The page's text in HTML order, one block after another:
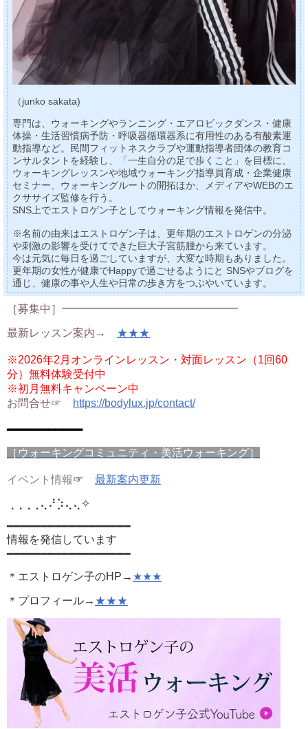
（junko sakata)
専門は、ウォーキングやランニング・エアロビックダンス・健康
体操・生活習慣病予防・呼吸器循環器系に有用性のある有酸素運
動指導など。民間フィットネスクラブや運動指導者団体の教育コ
ンサルタントを経験し、「一生自分の足で歩くこと」を目標に、
ウォーキングレッスンや地域ウォーキング指導員育成・企業健康
セミナー、ウォーキングルートの開拓ほか、メディアやWEBのエ
クササイズ監修を行う。
SNS上でエストロゲン子としてウォーキング情報を発信中。
※名前の由来はエストロゲン子は、更年期のエストロゲンの分泌
や刺激の影響を受けてできた巨大子宮筋腫から来ています。
今は元気に毎日を過ごしていますが、大変な時期もありました。
更年期の女性が健康でHappyで過ごせるようにと SNSやブログを
通じ、健康の事や人生や日常の歩き方をつぶやいています。
［募集中］━━━━━━━━━━━━━━━━
最新レッスン案内→ ★★★
※2026年2月オンラインレッスン・対面レッスン（1回60
分）無料体験受付中
※初月無料キャンペーン中
お問合せ☞
https://bodylux.jp/contact/
━━━━━━━━━━━
［ウォーキングコミュニティ・美活ウォーキング］
イベント情報☞ 最新案内更新
⢀⢀⢀⢀⢄⠜⡱⢄⢄ ✧
━━━━━━━━━━━━━━━━━━
情報を発信しています
━━━━━━━━━━━━━━━━━━
＊エストロゲン子のHP→ ★★★
＊プロフィール→ ★★★